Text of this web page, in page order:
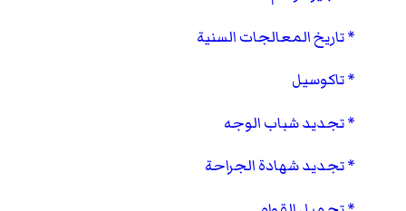
تاريخ المعالجات السنية
تاكوسيل
تجديد شباب الوجه
تجديد شهادة الجراحة